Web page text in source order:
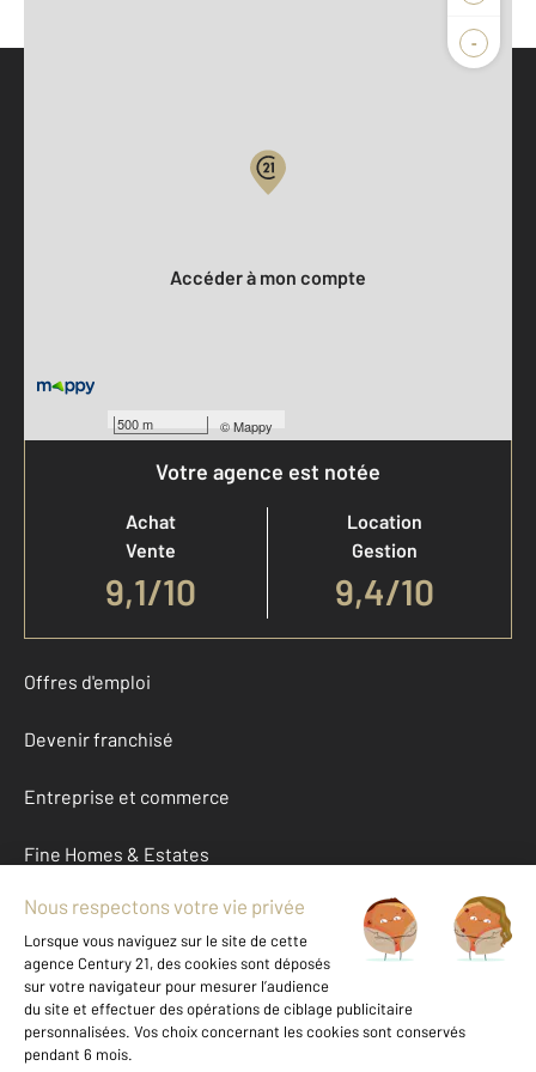
-
500 m ©Mappy
Accéder à mon compte
Votre agence est notée
Achat
Vente
9,1/10
Location
Gestion
9,4/10
Offres d'emploi
Devenir franchisé
Entreprise et commerce
Fine Homes & Estates
À propos
International
Nous contacter